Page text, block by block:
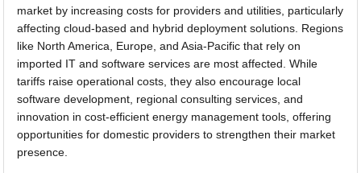
market by increasing costs for providers and utilities, particularly
affecting cloud-based and hybrid deployment solutions. Regions
like North America, Europe, and Asia-Pacific that rely on
imported IT and software services are most affected. While
tariffs raise operational costs, they also encourage local
software development, regional consulting services, and
innovation in cost-efficient energy management tools, offering
opportunities for domestic providers to strengthen their market
presence.